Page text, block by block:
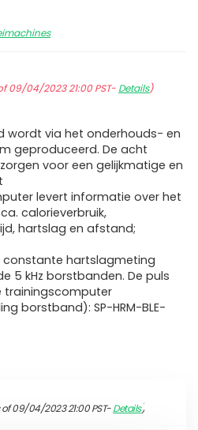
09/04/2023 21:00 PST- Details)
wordt via het onderhouds- en
geproduceerd. De acht
voor een gelijkmatige en
levert informatie over het
calorieverbruik,
hartslag en afstand;
constante hartslagmeting
5 kHz borstbanden. De puls
trainingscomputer
borstband): SP-HRM-BLE-
09/04/2023 21:00 PST-Details)